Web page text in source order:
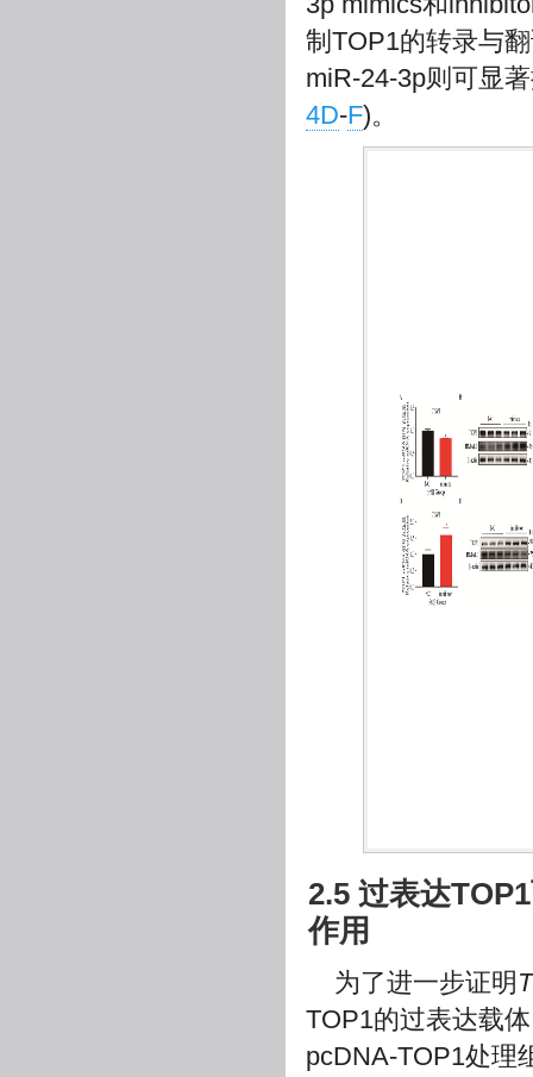
制TOP1的转录与
miR-24-3p则可显
4D-F)。
2.5 过表达
作用
为了进一步证明
TOP1的过表达载
pcDNA-TOP1处理